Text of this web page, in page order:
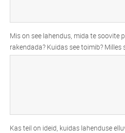
Mis on see lahendus, mida te soovite
rakendada? Kuidas see toimib?
Kas teil on ideid, kuidas lahenduse